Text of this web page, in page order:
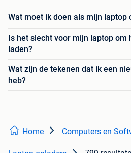
Wat moet ik doen als mijn laptop
Is het slecht voor mijn laptop om
laden?
Wat zijn de tekenen dat ik een
heb?
Home Computers en